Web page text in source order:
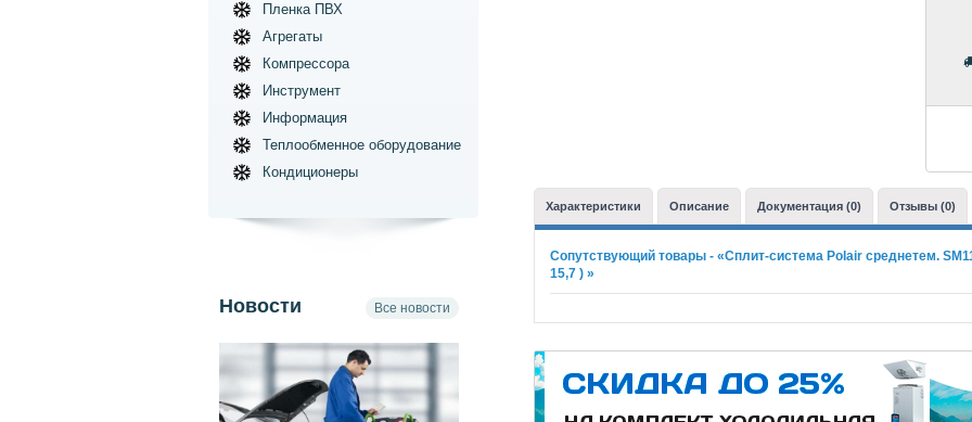
Характеристики Описание Документация (0) Отзывы (0)
Сопутствующий товары - «Сплит-система Polair среднетем.
15,7 ) »
Пленка ПВХ
Агрегаты
Компрессора
Инструмент
Информация
Теплообменное оборудование
Кондиционеры
Новости Все новости